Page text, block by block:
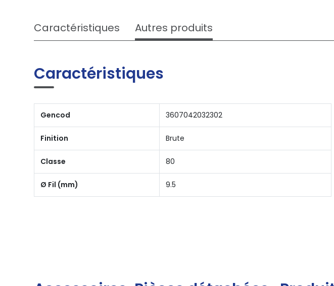
Caractéristiques Autres produits
Caractéristiques
Gencod 3607042032302
Finition Brute
Classe 80
Ø Fil (mm) 9.5